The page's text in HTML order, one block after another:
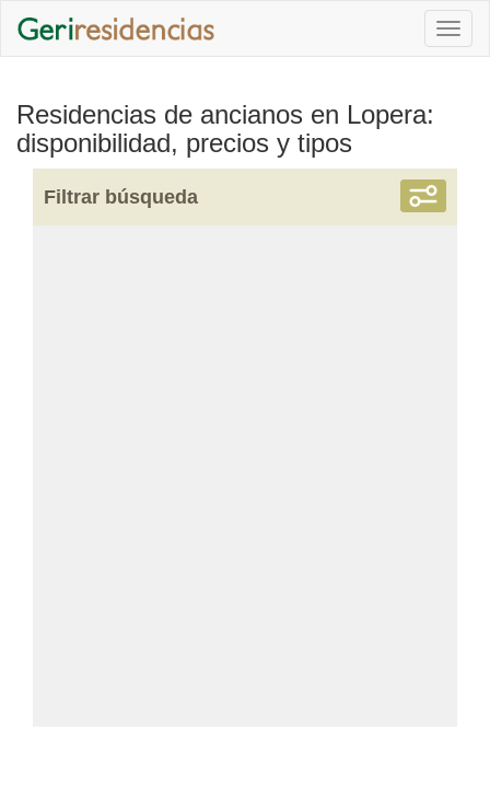
Residencias de ancianos en Lopera:
disponibilidad, precios y tipos
Filtrar búsqueda